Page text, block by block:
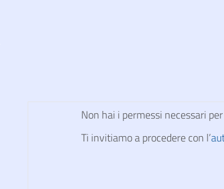
Non hai i permessi necessari
Ti invitiamo a procedere con l’